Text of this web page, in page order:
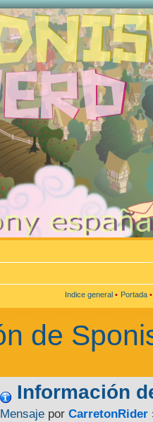
Indice general • Portada
de
Información
Mensaje porCarretonRider